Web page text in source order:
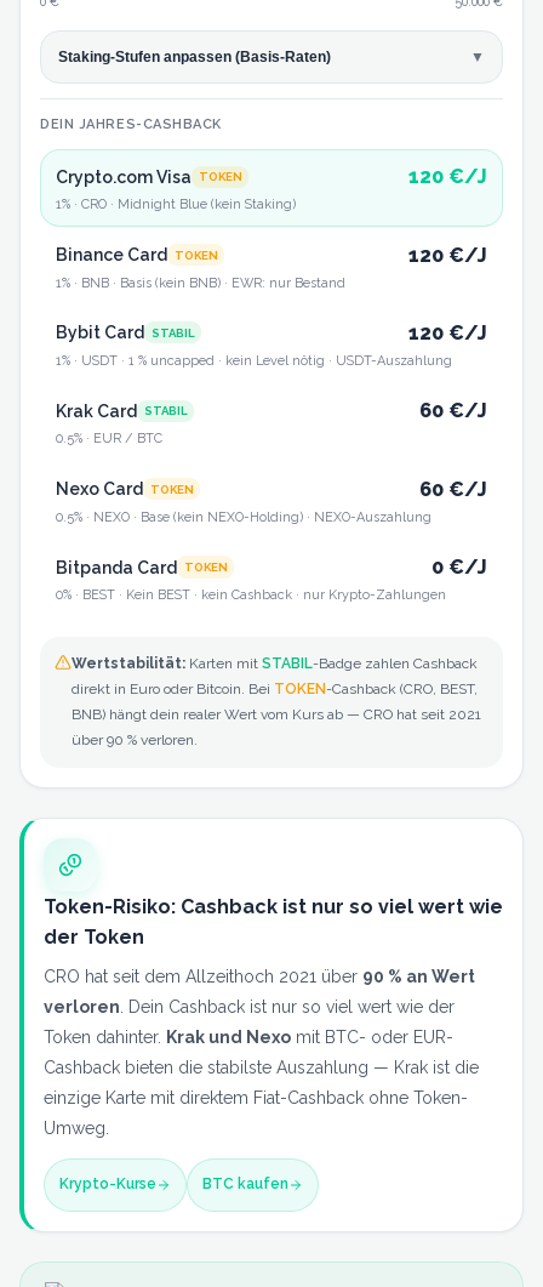
Staking-Stufen anpassen (Basis-Raten) ▼
DEIN JAHRES-CASHBACK
Crypto.com Visa TOKEN 120 €/J
1% · CRO · Midnight Blue (kein Staking)
Binance Card TOKEN 120 €/J
1% · BNB · Basis (kein BNB) · EWR: nur Bestand
Bybit Card STABIL 120 €/J
1% · USDT · 1 % uncapped · kein Level nötig · USDT-Auszahlung
Krak Card STABIL 60 €/J
0.5% · EUR / BTC
Nexo Card TOKEN 60 €/J
0.5% · NEXO · Base (kein NEXO-Holding) · NEXO-Auszahlung
Bitpanda Card TOKEN 0 €/J
0% · BEST · Kein BEST · kein Cashback · nur Krypto-Zahlungen
Wertstabilität: Karten mit STABIL-Badge zahlen Cashback
direkt in Euro oder Bitcoin. Bei TOKEN-Cashback (CRO, BEST,
BNB) hängt dein realer Wert vom Kurs ab — CRO hat seit 2021
über 90 % verloren.
Token-Risiko: Cashback ist nur so viel wert wie
der Token
CRO hat seit dem Allzeithoch 2021 über 90 % an Wert
verloren . Dein Cashback ist nur so viel wert wie der
Token dahinter. Krak und Nexo mit BTC- oder EUR-
Cashback bieten die stabilste Auszahlung — Krak ist die
einzige Karte mit direktem Fiat-Cashback ohne Token-
Umweg.
Krypto-Kurse BTC kaufen